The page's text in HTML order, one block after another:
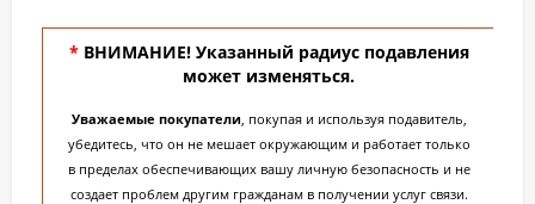
* ВНИМАНИЕ! Указанный радиус подавления
может изменяться.
Уважаемые покупатели, покупая и используя подавитель,
убедитесь, что он не мешает окружающим и работает только
в пределах обеспечивающих вашу личную безопасность и не
создает проблем другим гражданам в получении услуг связи.